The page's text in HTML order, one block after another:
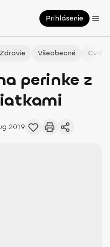
Prihlásenie
Zdravie Všeobecné
perinke z
2019